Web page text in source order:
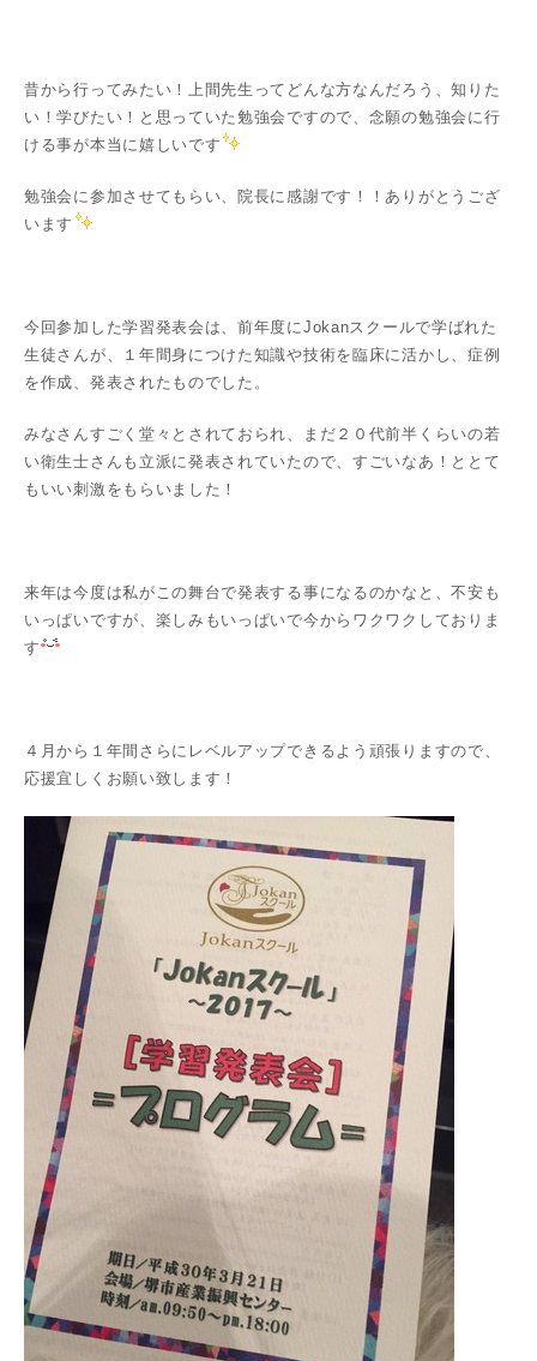
昔から行ってみたい！上間先生ってどんな方なんだろう、知りた
い！学びたい！と思っていた勉強会ですので、念願の勉強会に行
ける事が本当に嬉しいです
勉強会に参加させてもらい、院長に感謝です！！ありがとうござ
います
今回参加した学習発表会は、前年度にJokanスクールで学ばれた
生徒さんが、１年間身につけた知識や技術を臨床に活かし、症例
を作成、発表されたものでした。
みなさんすごく堂々とされておられ、まだ２０代前半くらいの若
い衛生士さんも立派に発表されていたので、すごいなあ！ととて
もいい刺激をもらいました！
来年は今度は私がこの舞台で発表する事になるのかなと、不安も
いっぱいですが、楽しみもいっぱいで今からワクワクしておりま
す
４月から１年間さらにレベルアップできるよう頑張りますので、
応援宜しくお願い致します！